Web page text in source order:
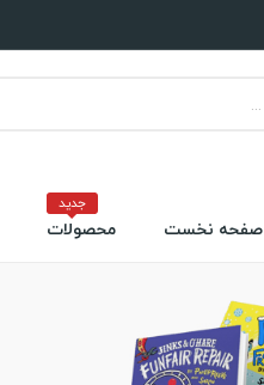
صفحه نخست محصولات
جدید